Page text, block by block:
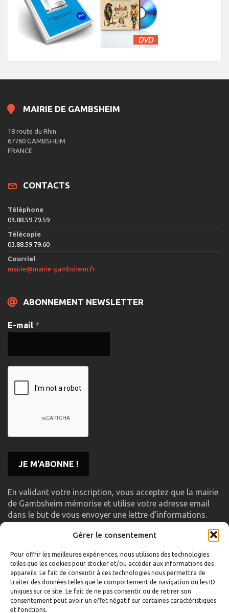
Gérer le consentement
Pour offrir les meilleures expériences, nous utilisons des technologies
telles que les cookies pour stocker et/ou accéder aux informations des
appareils. Le fait de consentir à ces technologies nous permettra de
traiter des données telles que le comportement de navigation ou les ID
uniques sur ce site. Le fait de ne pas consentir ou de retirer son
consentement peut avoir un effet négatif sur certaines caractéristiques
et fonctions.
MAIRIE DE GAMBSHEIM
18 route du Rhin
67760 GAMBSHEIM
FRANCE
CONTACTS
Téléphone
03.88.59.79.59
Télécopie
03.88.59.79.60
Courriel
mairie@mairie-gambsheim.fr
ABONNEMENT NEWSLETTER
E-mail *
En validant votre inscription, vous acceptez que la mairie
de Gambsheim mémorise et utilise votre adresse email
dans le but de vous envoyer une lettre d’informations.
LIENS UTILES
Accueil
Formulaire de contact
Gambs TV